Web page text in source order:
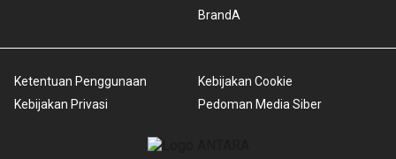
BrandA
Ketentuan Penggunaan
Kebijakan Privasi
Kebijakan Cookie
Pedoman Media Siber